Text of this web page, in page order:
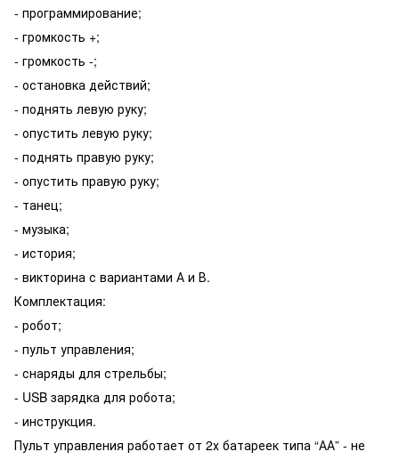
- программирование;
- громкость +;
- громкость -;
- остановка действий;
- поднять левую руку;
- опустить левую руку;
- поднять правую руку;
- опустить правую руку;
- танец;
- музыка;
- история;
- викторина с вариантами А и В.
Комплектация:
- робот;
- пульт управления;
- снаряды для стрельбы;
- USB зарядка для робота;
- инструкция.
Пульт управления работает от 2х батареек типа “АА” - не